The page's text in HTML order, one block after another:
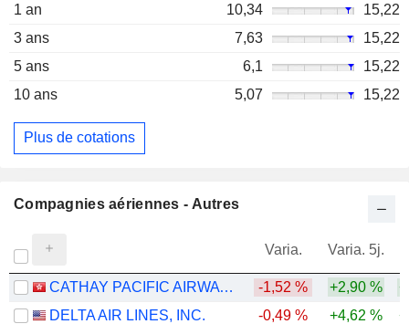
1 an
10,34
15,22
3 ans
7,63
15,22
5 ans
6,1
15,22
10 ans
5,07 15,22
Plus de cotations
Compagnies aériennes - Autres
Varia. Varia. 5j.
CATHAY PACIFIC AIRWAYS LIMITED -1,52 % +2,90 %
DELTA AIR LINES, INC.
-0,49 % +4,62 %